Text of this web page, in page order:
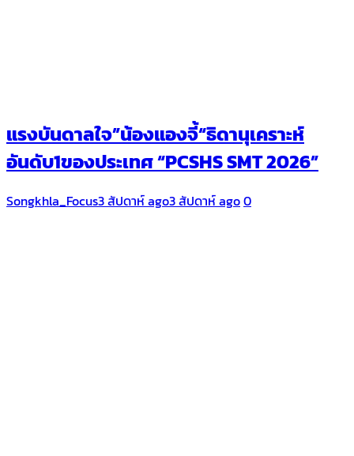
แรงบันดาลใจ”น้องแองจี้“ธิดานุเคราะห์
อันดับ1ของประเทศ “PCSHS SMT 2026”
Songkhla_Focus3 สัปดาห์ ago3 สัปดาห์ ago0